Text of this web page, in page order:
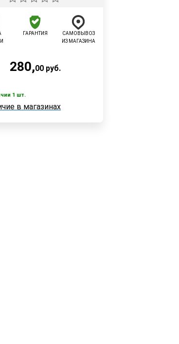
ГАРАНТИЯ
САМОВЫВОЗ
ИЗ МАГАЗИНА
280,00руб.
Быстрый заказ
1 шт.
1 шт.
в магазинах